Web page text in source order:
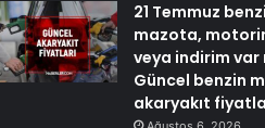
21 Temmuz
mazota,
veya indirim var
Güncel benzin
akaryakıt